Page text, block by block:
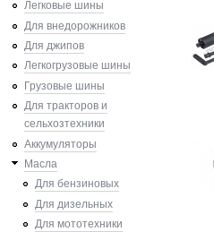
Легковые шины
Для внедорожников
Для джипов
Легкогрузовые шины
Грузовые шины
Для тракторов и
сельхозтехники
Аккумуляторы
Масла
Для бензиновых
Для дизельных
Для мототехники